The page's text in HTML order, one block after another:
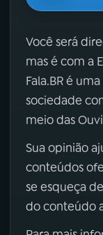
Você será
mas é com a
Fala.BR é
sociedade
meio das
Sua opinião
conteúdos
se esqueça
do conteúdo